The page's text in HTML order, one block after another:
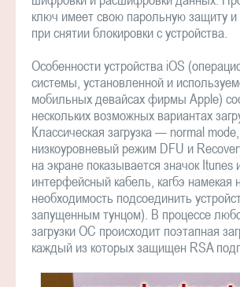
ключ имеет свою парольную защиту и
при снятии блокировки с устройства.
Особенности устройства iOS
системы, установленной и
мобильных девайсах фирмы Apple)
нескольких возможных вариантах
Классическая загрузка — normal
низкоуровневый режим DFU и
на экране показывается значок Itunes
интерфейсный кабель, кагбэ намекая
необходимость подсоединить
запущенным тунцом). В процессе
загрузки ОС происходит поэтапная
каждый из которых защищен RSA